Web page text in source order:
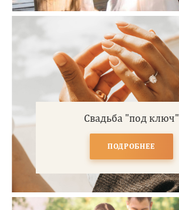
Свадьба "под ключ"
ПОДРОБНЕЕ